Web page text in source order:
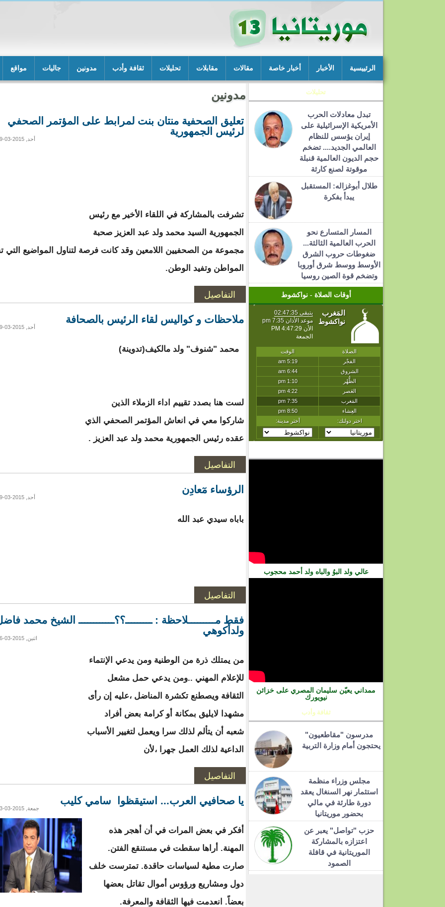
الرئييسية الأخبار أخبار خاصة مقالات مقابلات تحليلات ثقافة وأدب مدونين جاليات مواقع
تحليلات
تبدل معادلات الحرب
الأمريكية الإسرائيلية على
إيران يؤسس للنظام
العالمي الجديد.... تضخم
حجم الديون العالمية قنبلة
موقوتة لصنع كارثة
طلال أبوغزاله: المستقبل
يبدأ بفكرة
المسار المتسارع نحو
الحرب العالمية الثالثة...
ضغوطات حروب الشرق
الأوسط ووسط شرق أوروبا
وتضخم قوة الصين روسيا
أوقات الصلاة - نواكشوط
عالي ولد البوُ والباه ولد أحمد محجوب
ممداني يعيّن سليمان المصري على خزائن
نيويورك
ثقافة وأدب
مدرسون "مقاطعيون"
يحتجون أمام وزارة التربية
مجلس وزراء منظمة
استثمار نهر السنغال يعقد
دورة طارئة في مالي
بحضور موريتانيا
حزب "تواصل" يعبر عن
اعتزازه بالمشاركة
الموريتانية في قافلة
الصمود
مدونين
تعليق الصحفية منتان بنت لمرابط على المؤتمر الصحفي
لرئيس الجمهورية
أحد, 2015-03-29 14:39
تشرفت بالمشاركة في اللقاء الأخير مع رئيس
الجمهورية السيد محمد ولد عبد العزيز صحبة
مجموعة من الصحفيين اللامعين وقد كانت فرصة لتناول المواضيع التي
المواطن وتفيد الوطن.
التفاصيل
ملاحظات و كواليس لقاء الرئيس بالصحافة
أحد, 2015-03-29 14:30
محمد "شنوف" ولد مالكيف(تدوينة)
لست هنا بصدد تقييم اداء الزملاء الذين
شاركوا معي في انعاش المؤتمر الصحفي الذي
عقده رئيس الجمهورية محمد ولد عبد العزيز .
التفاصيل
الرؤساء مٓعادِن
أحد, 2015-03-29 14:29
باباه سيدي عبد الله
التفاصيل
فقط مـــــــــلاحظة : ـــــــــ؟؟ــــــــــــ الشيخ محمد
ولدأكوهي
اثنين, 2015-03-16 19:02
من يمتلك ذرة من الوطنية ومن يدعي الإنتماء
للإعلام المهني ..ومن يدعي حمل مشعل
الثقافة ويصطنع تكشرة المناضل ،عليه إن رأى
مشهدا لايليق بمكانة أو كرامة بعض أفراد
شعبه أن يتألم لذلك سرا ويعمل لتغيير الأسباب
الداعية لذلك العمل جهرا ،لأن
التفاصيل
يا صحافيي العرب... استيقظوا سامي كليب
جمعة, 2015-03-13 18:44
أفكر في بعض المرات في أن أهجر هذه
المهنة. أراها سقطت في مستنقع الفتن.
صارت مطية لسياسات حاقدة. تمترست خلف
دول ومشاريع ورؤوس أموال تقاتل بعضها
بعضاً. انعدمت فيها الثقافة والمعرفة.